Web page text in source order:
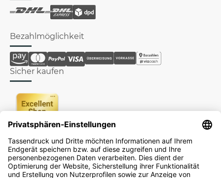
Bezahlmöglichkeit
Sicher kaufen